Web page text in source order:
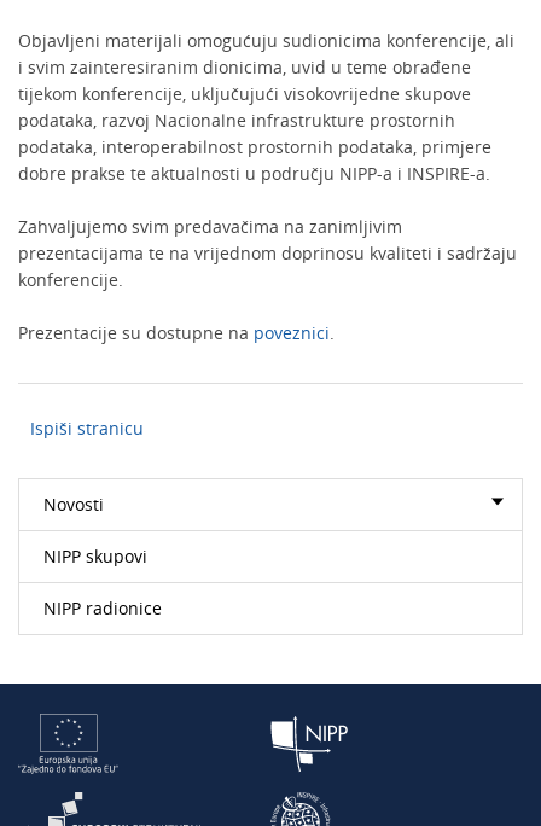
Objavljeni materijali omogućuju sudionicima konferencije, ali
i svim zainteresiranim dionicima, uvid u teme obrađene
tijekom konferencije, uključujući visokovrijedne skupove
podataka, razvoj Nacionalne infrastrukture prostornih
podataka, interoperabilnost prostornih podataka, primjere
dobre prakse te aktualnosti u području NIPP-a i INSPIRE-a.
Zahvaljujemo svim predavačima na zanimljivim
prezentacijama te na vrijednom doprinosu kvaliteti i sadržaju
konferencije.
Prezentacije su dostupne na poveznici.
Ispiši stranicu
Novosti
NIPP skupovi
NIPP radionice